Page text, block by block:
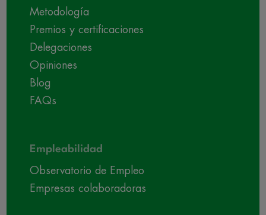
Metodología
Premios y certificaciones
Delegaciones
Opiniones
Blog
FAQs
Empleabilidad
Observatorio de Empleo
Empresas colaboradoras